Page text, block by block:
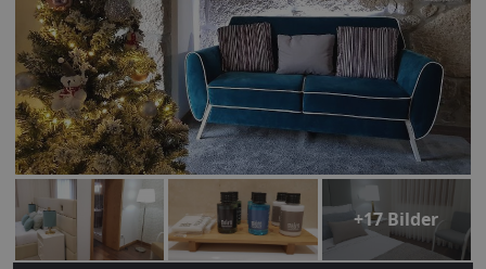
+17 Bilder